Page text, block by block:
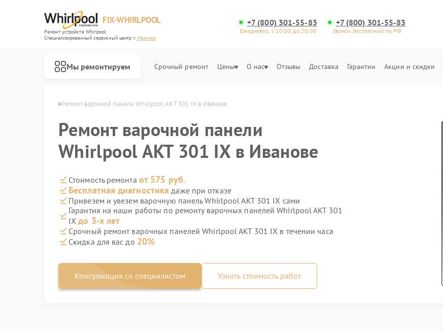
FIX-WHIRLPOOL
Ремонт устройств Whirlpool
Специализированный cервисный центр г. Иваново
+7 (800) 301-55-83
Ежедневно, с 10:00 до 20:00
+7 (800) 301-55-83
Звонок бесплатный по РФ
Мы ремонтируем Срочный ремонт Цены О нас Отзывы Доставка Гарантии Акции и скидки
в Иванове Ремонт варочной панели Whirlpool AKT 301 IX в Иванове
Ремонт варочной панели
Whirlpool AKT 301 IX в Иванове
Стоимость ремонта от 575 руб.
Бесплатная диагностика даже при отказе
Привезем и увезем варочную панель Whirlpool AKT 301 IX сами
Гарантия на наши работы по ремонту варочных панелей Whirlpool AKT 301
IXдо 3-х лет
Срочный ремонт варочных панелей Whirlpool AKT 301 IX в течении часа
Скидка для вас до 20%
Консультация со специалистом Узнать стоимость работ